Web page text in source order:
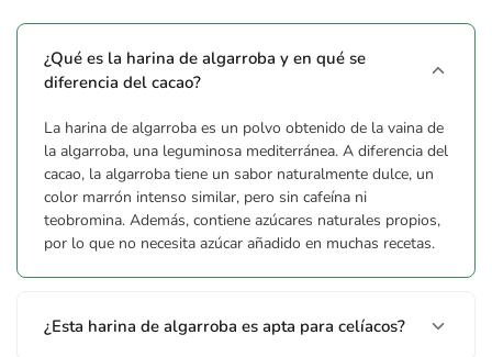
¿Qué es la harina de algarroba y en qué se
diferencia del cacao?
La harina de algarroba es un polvo obtenido de la vaina de
la algarroba, una leguminosa mediterránea. A diferencia del
cacao, la algarroba tiene un sabor naturalmente dulce, un
color marrón intenso similar, pero sin cafeína ni
teobromina. Además, contiene azúcares naturales propios,
por lo que no necesita azúcar añadido en muchas recetas.
¿Esta harina de algarroba es apta para celíacos?